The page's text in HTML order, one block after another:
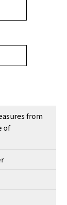
from
of